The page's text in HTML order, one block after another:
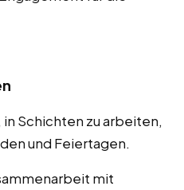
Schichten zu arbeiten,
und Feiertagen.
mit